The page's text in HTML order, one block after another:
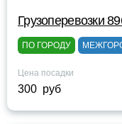
Грузоперевозки
ПО ГОРОДУ
Цена посадки
300 руб